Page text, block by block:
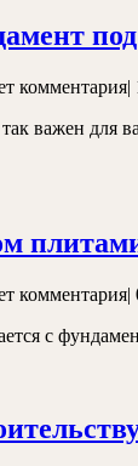
комментария|
важен для
комментария|
с